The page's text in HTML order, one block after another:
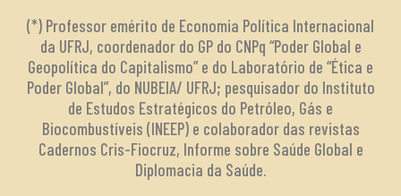
(*) Professor emérito de Economia Política Internacional
da UFRJ, coordenador do GP do CNPq “Poder Global e
Geopolítica do Capitalismo” e do Laboratório de “Ética e
Poder Global”, do NUBEIA/ UFRJ; pesquisador do Instituto
de Estudos Estratégicos do Petróleo, Gás e
Biocombustíveis (INEEP) e colaborador das revistas
Cadernos Cris-Fiocruz, Informe sobre Saúde Global e
Diplomacia da Saúde.